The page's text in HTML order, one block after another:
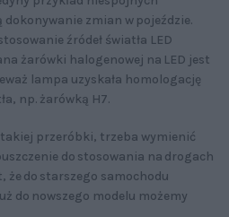
zmian w pojeździe.
źródeł światła LED
żarówki halogenowej na LED jest
lampa uzyskała homologację
np. żarówką H7.
przeróbki, trzeba wymienić
do stosowania na drogach
do starszego samochodu
do nowszego modelu możemy